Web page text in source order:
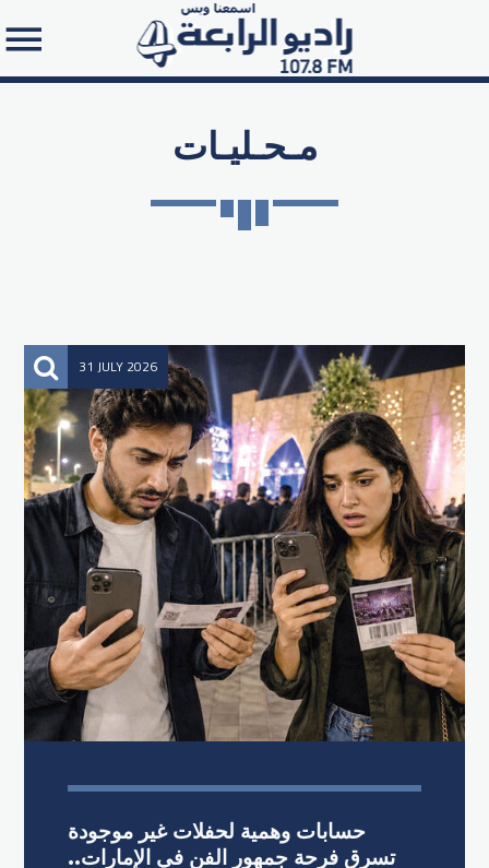
مـحـليـات
31 JULY 2026
حسابات وهمية لحفلات غير موجودة
تسرق فرحة جمهور الفن في الإمارات..